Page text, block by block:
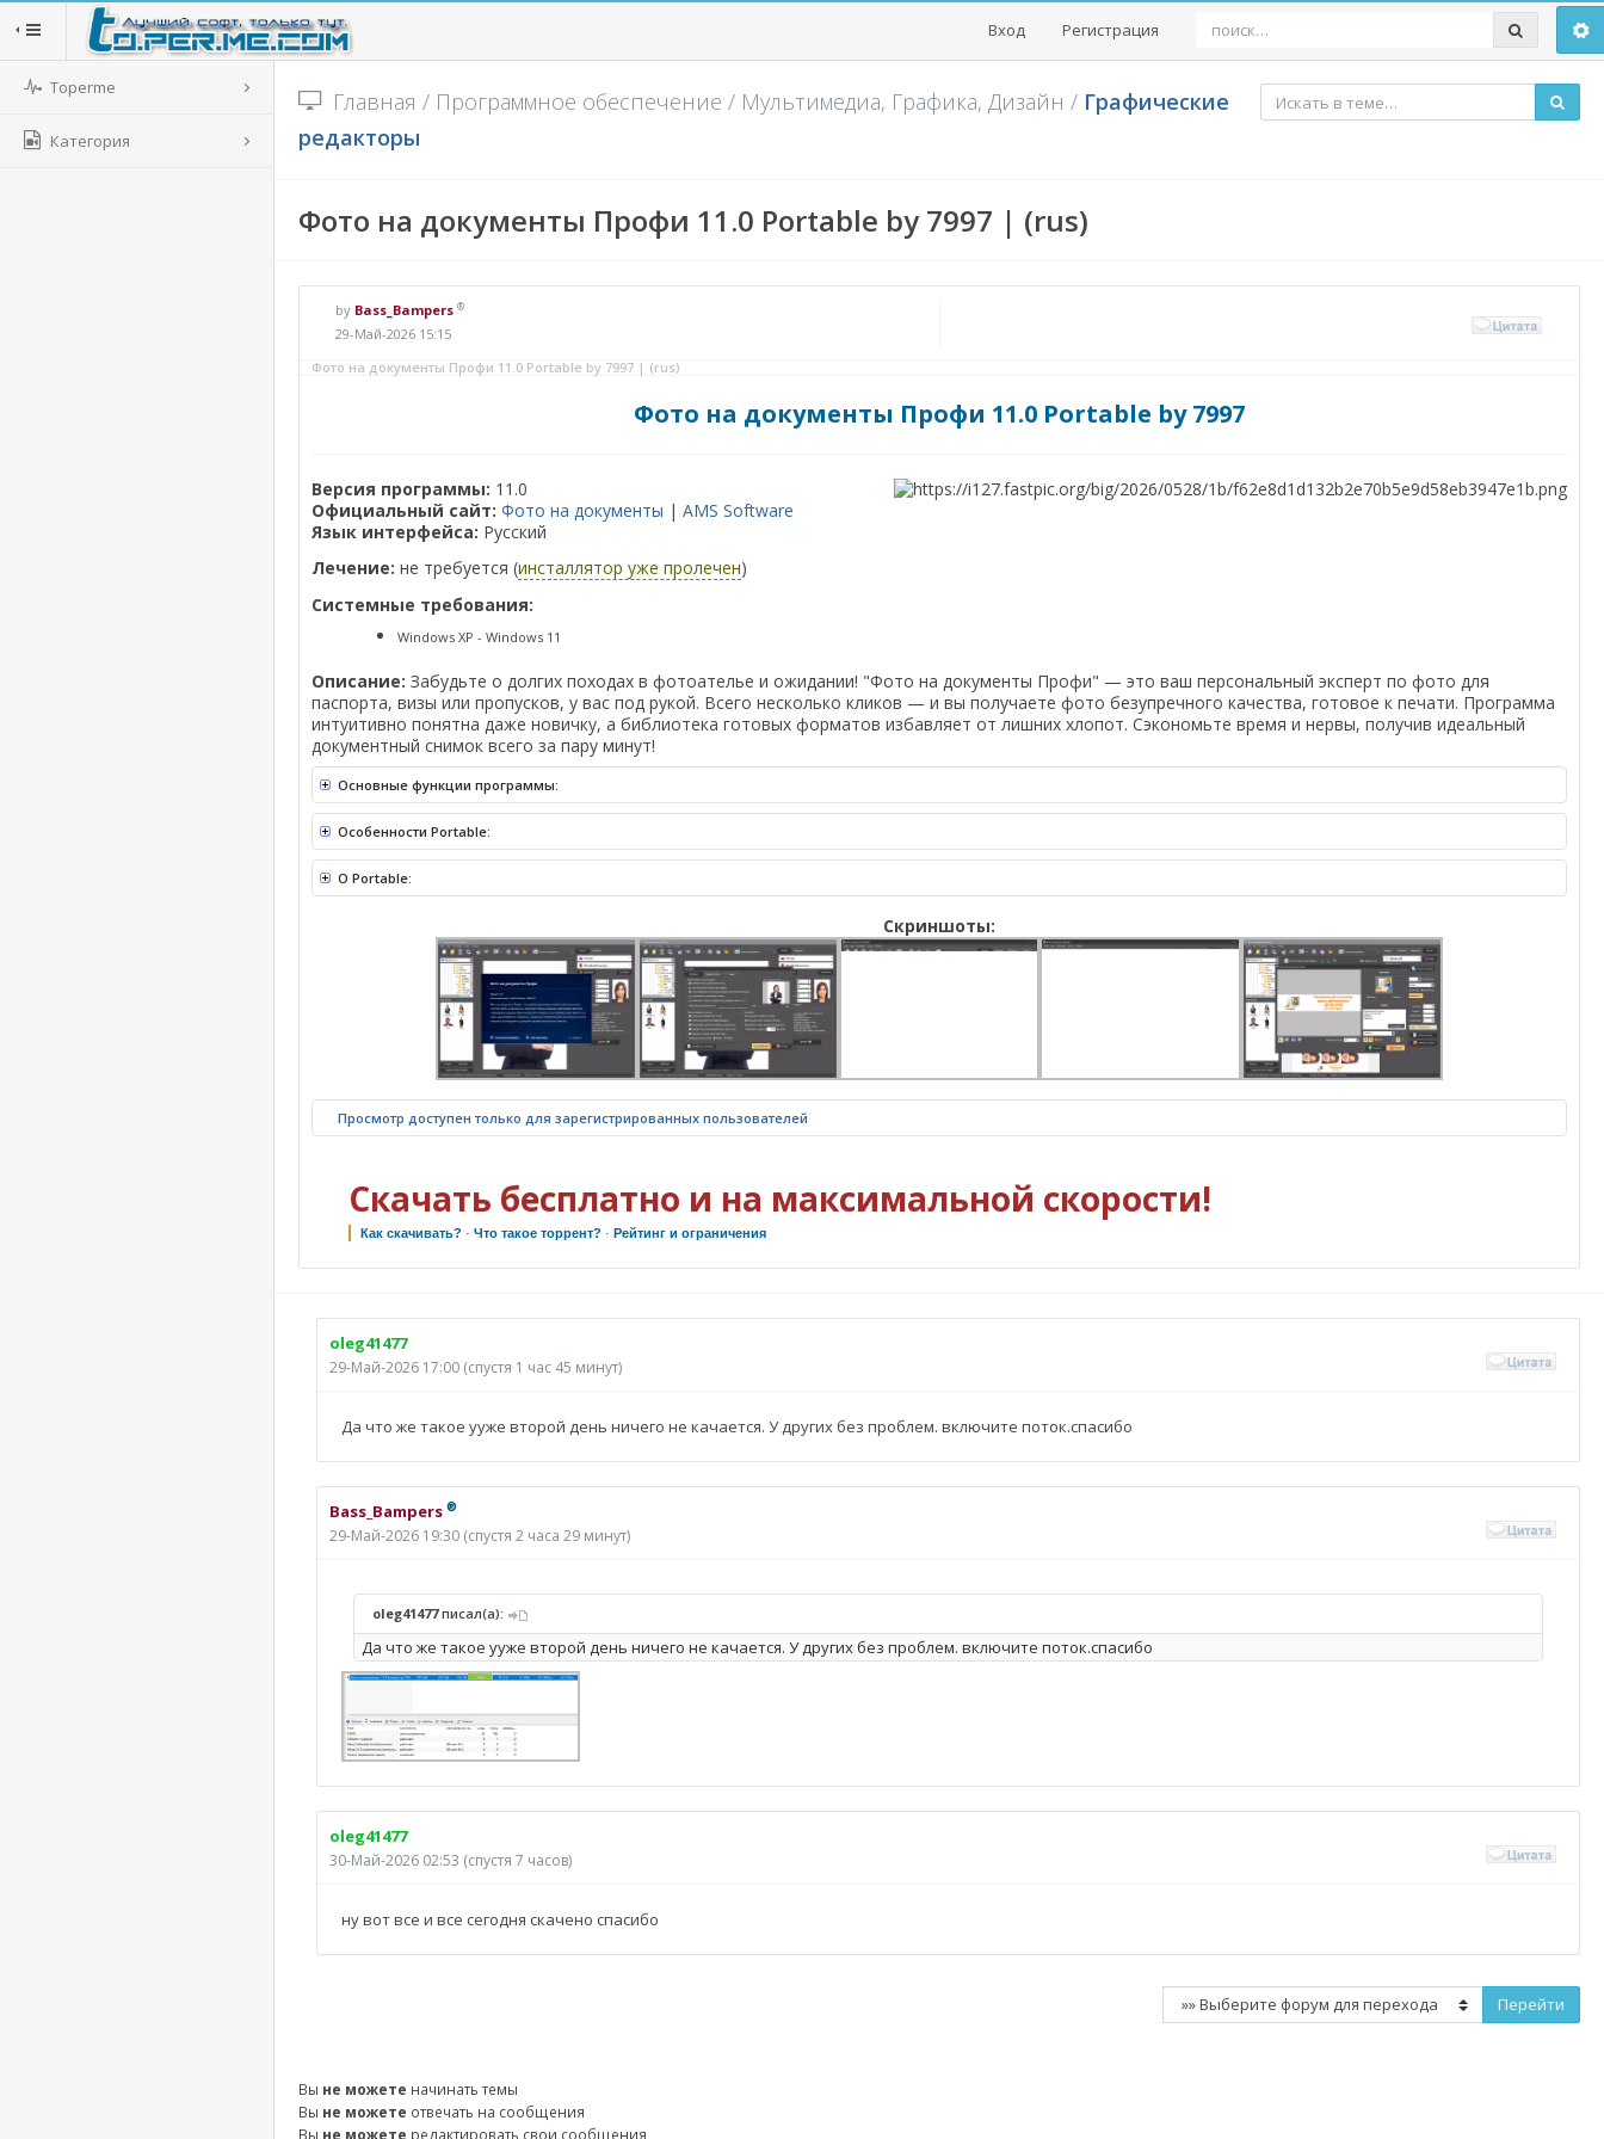
Toperme
Категория
Вход Регистрация
Главная / Программное обеспечение / Мультимедиа, Графика, Дизайн / Графические
редакторы
Фото на документы Профи 11.0 Portable by 7997 | (rus)
by Bass_Bampers ®
29-Май-2026 15:15
Фото на документы Профи 11.0 Portable by 7997 | (rus)
Фото на документы Профи 11.0 Portable by 7997
Версия программы: 11.0
Официальный сайт: Фото на документы | AMS Software
Язык интерфейса: Русский
Лечение: не требуется (инсталлятор уже пролечен)
Системные требования:
Windows XP - Windows 11
Описание: Забудьте о долгих походах в фотоателье и ожидании! "Фото на документы Профи" — это ваш персональный эксперт по фото для
паспорта, визы или пропусков, у вас под рукой. Всего несколько кликов — и вы получаете фото безупречного качества, готовое к печати. Программа
интуитивно понятна даже новичку, а библиотека готовых форматов избавляет от лишних хлопот. Сэкономьте время и нервы, получив идеальный
документный снимок всего за пару минут!
Основные функции программы:
Особенности Portable:
O Portable:
Скриншоты:
Просмотр доступен только для зарегистрированных пользователей
Скачать бесплатно и на максимальной скорости!
Как скачивать? · Что такое торрент? · Рейтинг и ограничения
oleg41477
29-Май-2026 17:00 (спустя 1 час 45 минут)
Да что же такое ууже второй день ничего не качается. У других без проблем. включите поток.спасибо
Bass_Bampers ®
29-Май-2026 19:30 (спустя 2 часа 29 минут)
oleg41477писал(а):
Да что же такое ууже второй день ничего не качается. У других без проблем. включите поток.спасибо
oleg41477
30-Май-2026 02:53 (спустя 7 часов)
ну вот все и все сегодня скачено спасибо
Вы не можете начинать темы
Вы не можете отвечать на сообщения
Вы не можете редактировать свои сообщения